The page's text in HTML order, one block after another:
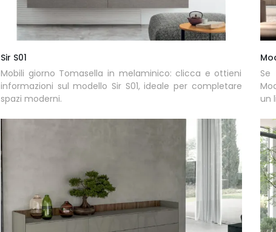
Sir S01
Mobili giorno Tomasella in melaminico: clicca e ottieni
informazioni sul modello Sir S01, ideale per completare
spazi moderni.
Se
un